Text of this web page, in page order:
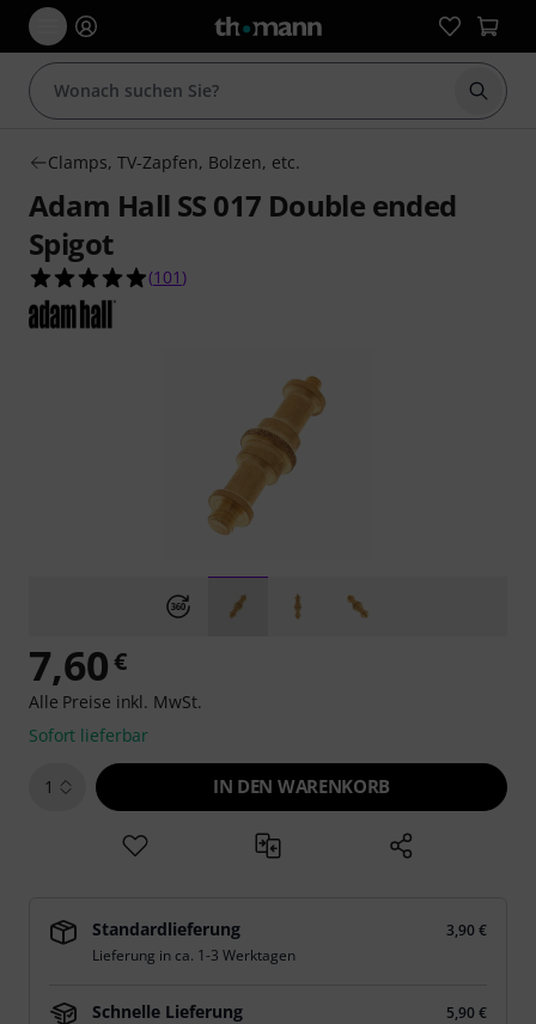
Suche
Clamps, TV-Zapfen, Bolzen, etc.
Adam Hall SS 017 Double ended
Spigot
4.9 von 5 Sternen aus 101 Kundenbewertungen
(101 )
7,60€
Alle Preise inkl. MwSt.
Sofort lieferbar
1 IN DEN WARENKORB
Standardlieferung
3,90 €
Lieferung in ca. 1-3 Werktagen
Schnelle Lieferung
5,90 €